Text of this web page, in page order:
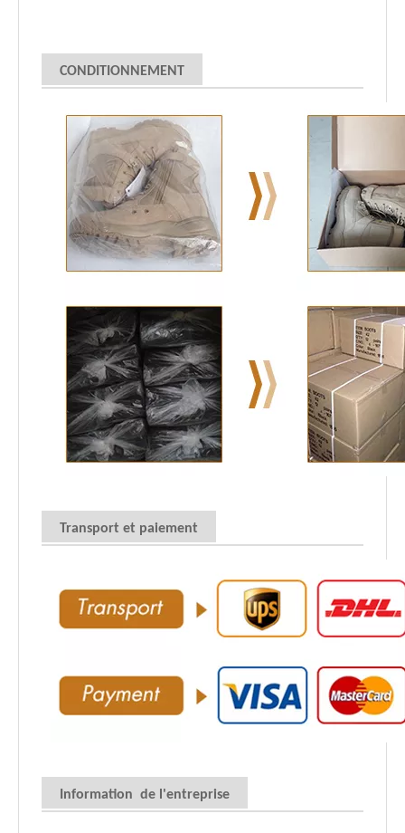
CONDITIONNEMENT
Transport et paiement
Information de l'entreprise